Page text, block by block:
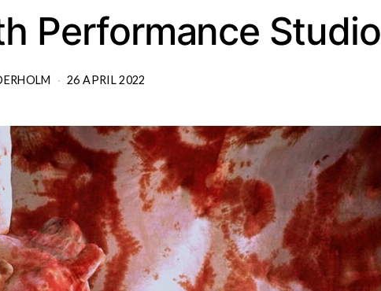
Performance Studio
26 APRIL 2022